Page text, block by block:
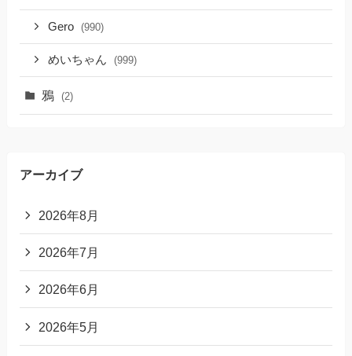
Gero (990)
めいちゃん (999)
鴉 (2)
アーカイブ
2026年8月
2026年7月
2026年6月
2026年5月